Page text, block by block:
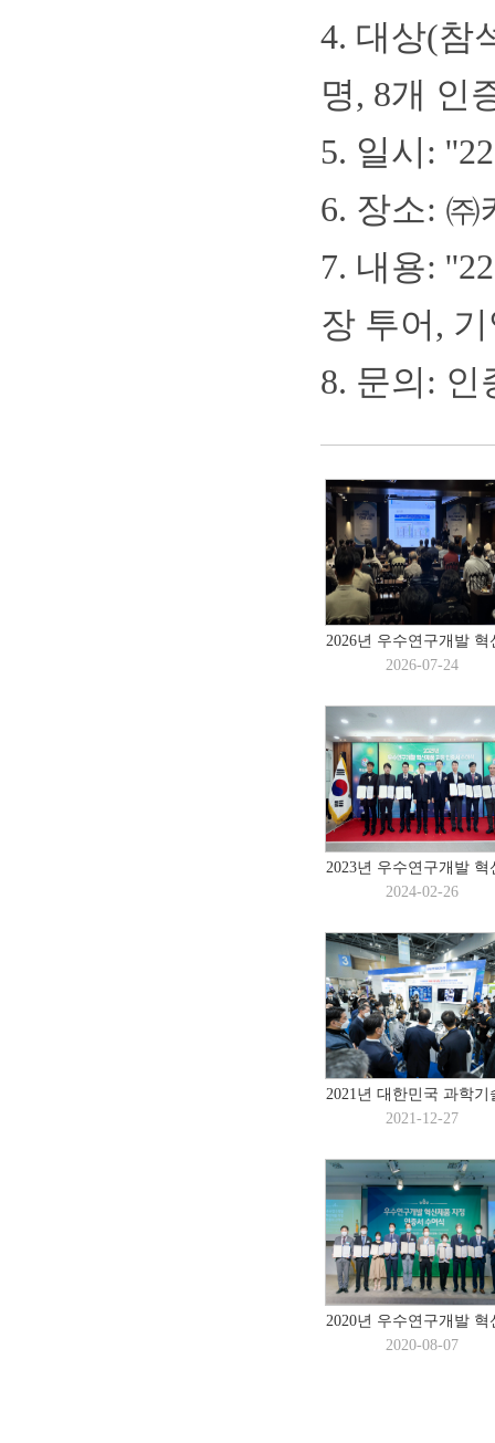
4. 대상(참
명, 8개 인
5. 일시:
6. 장소: ㈜
7. 내용:
장 투어,
8. 문의: 인
2026년 우수연구개발 혁
2026-07-24
2023년 우수연구개발 혁
2024-02-26
2021년 대한민국 과학기
2021-12-27
2020년 우수연구개발 혁
2020-08-07